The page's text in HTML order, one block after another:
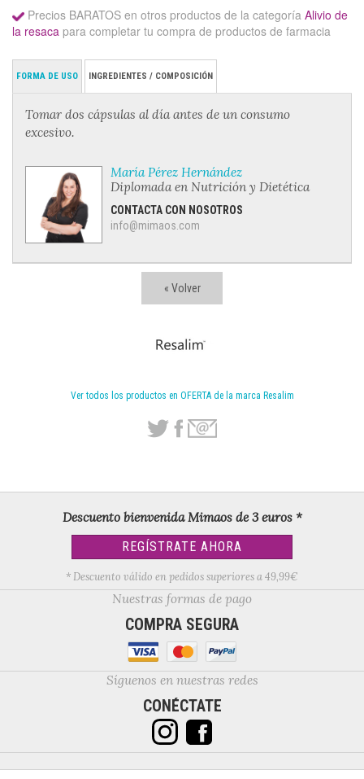
« Volver
Ver todos los productos en OFERTA de la marca Resalim
Precios BARATOS en otros productos de la categoría Alivio de
la resaca para completar tu compra de productos de farmacia
FORMA DE USO INGREDIENTES / COMPOSICIÓN
Tomar dos cápsulas al día antes de un consumo
excesivo.
María Pérez Hernández
Diplomada en Nutrición y Dietética
CONTACTA CON NOSOTROS
info@mimaos.com
Descuento bienvenida Mimaos de 3 euros *
REGÍSTRATE AHORA
* Descuento válido en pedidos superiores a 49,99€
Nuestras formas de pago
COMPRA SEGURA
Síguenos en nuestras redes
CONÉCTATE